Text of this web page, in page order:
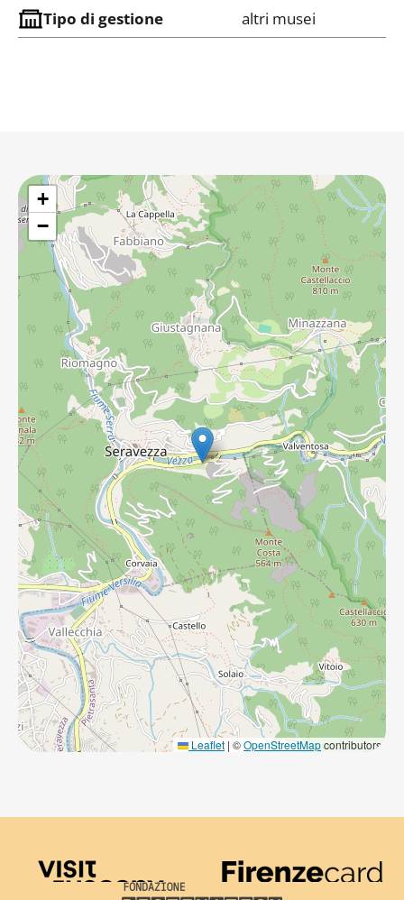
Tipo di gestione altri musei
+
−
Leaflet | ©OpenStreetMapcontributors
Visit Tuscany
Firenze Card